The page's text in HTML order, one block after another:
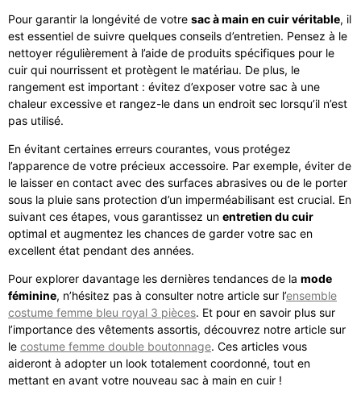
Pour garantir la longévité de votre sac à main en cuir véritable, il
est essentiel de suivre quelques conseils d’entretien. Pensez à le
nettoyer régulièrement à l’aide de produits spécifiques pour le
cuir qui nourrissent et protègent le matériau. De plus, le
rangement est important : évitez d’exposer votre sac à une
chaleur excessive et rangez-le dans un endroit sec lorsqu’il n’est
pas utilisé.
En évitant certaines erreurs courantes, vous protégez
l’apparence de votre précieux accessoire. Par exemple, éviter de
le laisser en contact avec des surfaces abrasives ou de le porter
sous la pluie sans protection d’un imperméabilisant est crucial. En
suivant ces étapes, vous garantissez un entretien du cuir
optimal et augmentez les chances de garder votre sac en
excellent état pendant des années.
Pour explorer davantage les dernières tendances de la mode
féminine, n’hésitez pas à consulter notre article sur l’ensemble
costume femme bleu royal 3 pièces. Et pour en savoir plus sur
l’importance des vêtements assortis, découvrez notre article sur
le costume femme double boutonnage. Ces articles vous
aideront à adopter un look totalement coordonné, tout en
mettant en avant votre nouveau sac à main en cuir !